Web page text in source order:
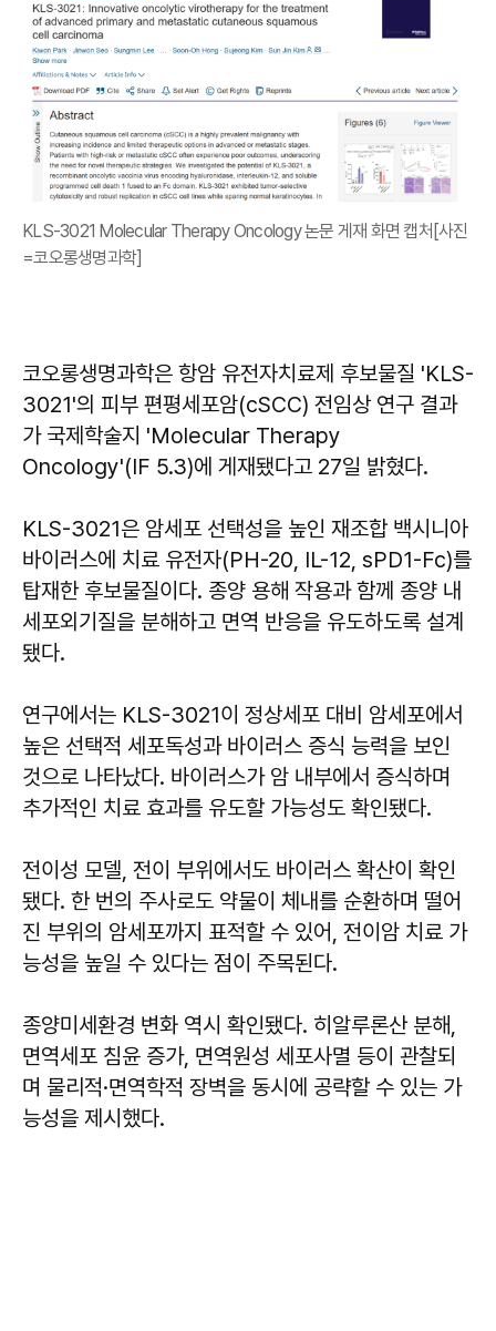
KLS-3021 Molecular Therapy Oncology 논문 게재 화면 캡처[사진
=코오롱생명과학]
코오롱생명과학은 항암 유전자치료제 후보물질 'KLS-
3021'의 피부 편평세포암(cSCC) 전임상 연구 결과
가 국제학술지 'Molecular Therapy
Oncology'(IF 5.3)에 게재됐다고 27일 밝혔다.
KLS-3021은 암세포 선택성을 높인 재조합 백시니아
바이러스에 치료 유전자(PH-20, IL-12, sPD1-Fc)를
탑재한 후보물질이다. 종양 용해 작용과 함께 종양 내
세포외기질을 분해하고 면역 반응을 유도하도록 설계
됐다.
연구에서는 KLS-3021이 정상세포 대비 암세포에서
높은 선택적 세포독성과 바이러스 증식 능력을 보인
것으로 나타났다. 바이러스가 암 내부에서 증식하며
추가적인 치료 효과를 유도할 가능성도 확인됐다.
전이성 모델, 전이 부위에서도 바이러스 확산이 확인
됐다. 한 번의 주사로도 약물이 체내를 순환하며 떨어
진 부위의 암세포까지 표적할 수 있어, 전이암 치료 가
능성을 높일 수 있다는 점이 주목된다.
종양미세환경 변화 역시 확인됐다. 히알루론산 분해,
면역세포 침윤 증가, 면역원성 세포사멸 등이 관찰되
며 물리적·면역학적 장벽을 동시에 공략할 수 있는 가
능성을 제시했다.